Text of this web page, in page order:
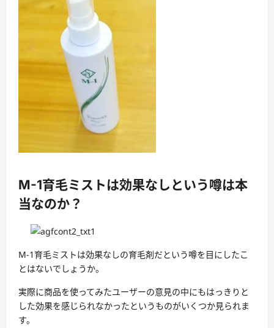
M-1育毛ミストは効果なしという噂は本
当なのか？
M-1育毛ミストは効果なしの育毛剤だという噂を目にしたこ
とはないでしょうか。
実際に商品を使ってみたユーザーの意見の中にもはっきりと
した効果を感じられなかったというものがいくつか見られま
す。